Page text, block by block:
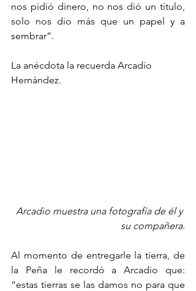
nos pidió dinero, no nos dió un título,
solo nos dio más que un papel y a
sembrar”.
La anécdota la recuerda Arcadio
Hernández.
Arcadio muestra una fotografía de él y
su compañera.
Al momento de entregarle la tierra, de
la Peña le recordó a Arcadio que:
“estas tierras se las damos no para que